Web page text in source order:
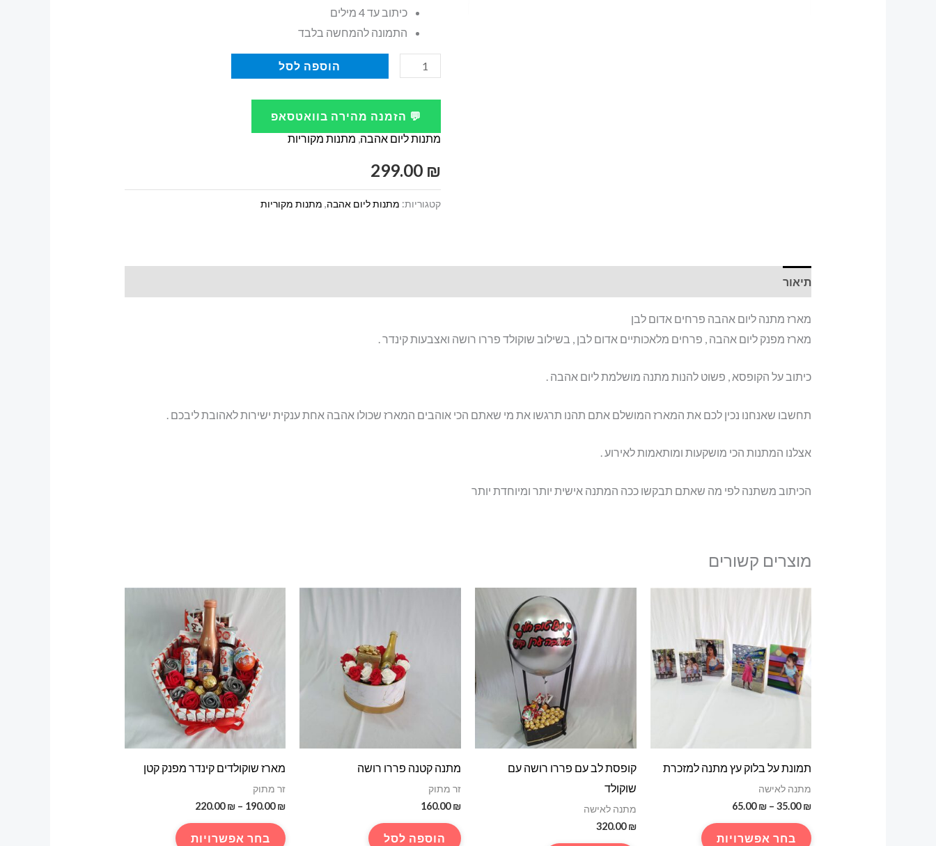
כיתוב עד 4 מילים
התמונה להמחשה בלבד
כמות
מארז
מתנה
ליום
אהבה
אדום
הוספה לסל
💬 הזמנה מהירה בוואטסאפ
מתנות ליום אהבה, מתנות מקוריות
299.00 ₪
קטגוריות: מתנות ליום אהבה, מתנות מקוריות
תיאור
מארז מתנה ליום אהבה פרחים אדום לבן
מארז מפנק ליום אהבה , פרחים מלאכותיים אדום לבן , בשילוב שוקולד פררו רושה ואצבעות קינדר .
כיתוב על הקופסא , פשוט להנות מתנה מושלמת ליום אהבה .
תחשבו שאנחנו נכין לכם את המארז המושלם אתם תהנו תרגשו את מי שאתם הכי אוהבים המארז שכולו אהבה אחת ענקית ישירות לאהובת ליבכם .
אצלנו המתנות הכי מושקעות ומותאמות לאירוע .
הכיתוב משתנה לפי מה שאתם תבקשו ככה המתנה אישית יותר ומיוחדת יותר
מוצרים קשורים
תמונת על בלוק עץ מתנה למזכרת
מתנה לאישה
35.00₪
–
65.00₪
טווח
עד
בחר אפשרויות
קופסת לב עם פררו רושה עם
שוקולד
מתנה לאישה
320.00₪
מתנה קטנה פררו רושה
זר מתוק
160.00₪
הוספה לסל
מארז שוקולדים קינדר מפנק קטן
זר מתוק
190.00₪
–
220.00₪
טווח
עדבחר אפשרויות